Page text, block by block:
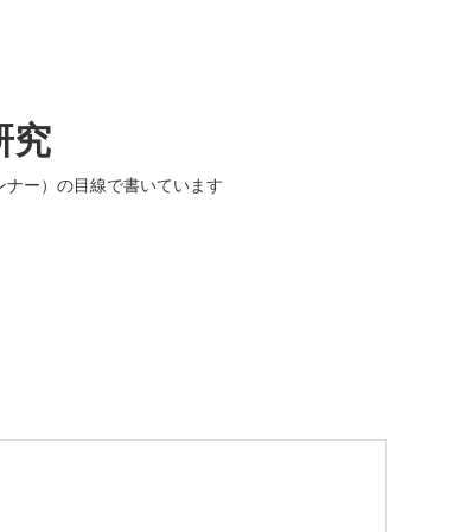
究
ー）の目線で書いています